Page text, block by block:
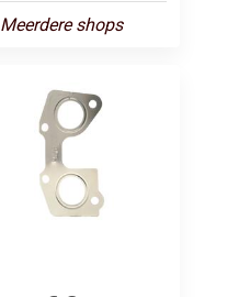
Meerdere shops